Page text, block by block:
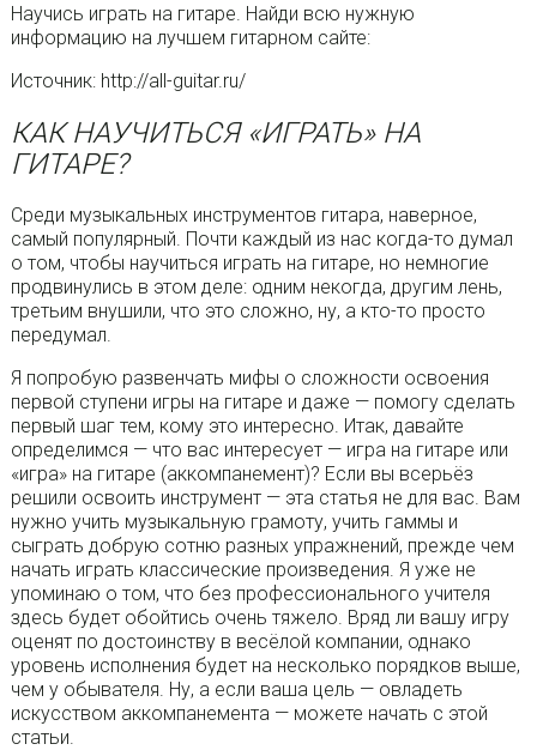
Научись играть на гитаре. Найди всю нужную
информацию на лучшем гитарном сайте:
Источник: http://all-guitar.ru/
КАК НАУЧИТЬСЯ «ИГРАТЬ» НА
ГИТАРЕ?
Среди музыкальных инструментов гитара, наверное,
самый популярный. Почти каждый из нас когда-то думал
о том, чтобы научиться играть на гитаре, но немногие
продвинулись в этом деле: одним некогда, другим лень,
третьим внушили, что это сложно, ну, а кто-то просто
передумал.
Я попробую развенчать мифы о сложности освоения
первой ступени игры на гитаре и даже — помогу сделать
первый шаг тем, кому это интересно. Итак, давайте
определимся — что вас интересует — игра на гитаре или
«игра» на гитаре (аккомпанемент)? Если вы всерьёз
решили освоить инструмент — эта статья не для вас. Вам
нужно учить музыкальную грамоту, учить гаммы и
сыграть добрую сотню разных упражнений, прежде чем
начать играть классические произведения. Я уже не
упоминаю о том, что без профессионального учителя
здесь будет обойтись очень тяжело. Вряд ли вашу игру
оценят по достоинству в весёлой компании, однако
уровень исполнения будет на несколько порядков выше,
чем у обывателя. Ну, а если ваша цель — овладеть
искусством аккомпанемента — можете начать с этой
статьи.